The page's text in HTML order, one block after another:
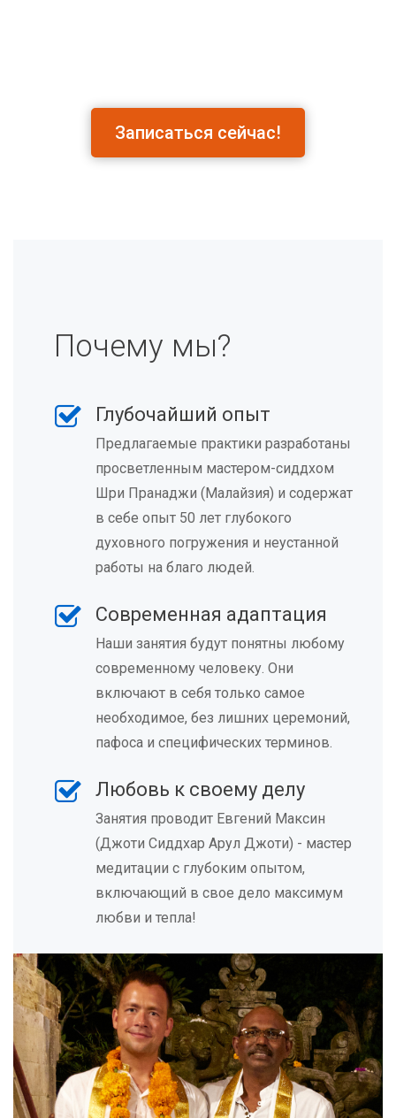
Записаться сейчас!
Почему мы?
Глубочайший опыт
Предлагаемые практики разработаны
просветленным мастером-сиддхом
Шри Пранаджи (Малайзия) и содержат
в себе опыт 50 лет глубокого
духовного погружения и неустанной
работы на благо людей.
Современная адаптация
Наши занятия будут понятны любому
современному человеку. Они
включают в себя только самое
необходимое, без лишних церемоний,
пафоса и специфических терминов.
Любовь к своему делу
Занятия проводит Евгений Максин
(Джоти Сиддхар Арул Джоти) - мастер
медитации с глубоким опытом,
включающий в свое дело максимум
любви и тепла!